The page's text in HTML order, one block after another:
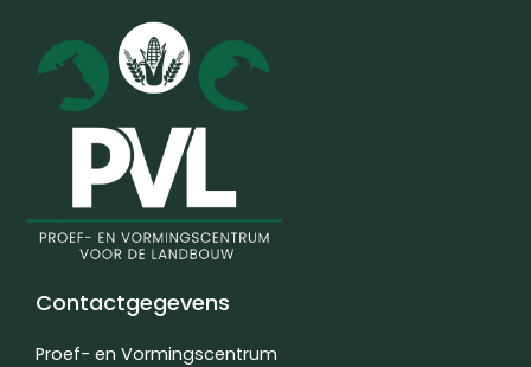
Contactgegevens
Proef- en Vormingscentrum